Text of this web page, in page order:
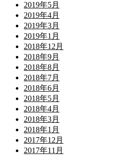
2019年5月
2019年4月
2019年3月
2019年1月
2018年12月
2018年9月
2018年8月
2018年7月
2018年6月
2018年5月
2018年4月
2018年3月
2018年1月
2017年12月
2017年11月